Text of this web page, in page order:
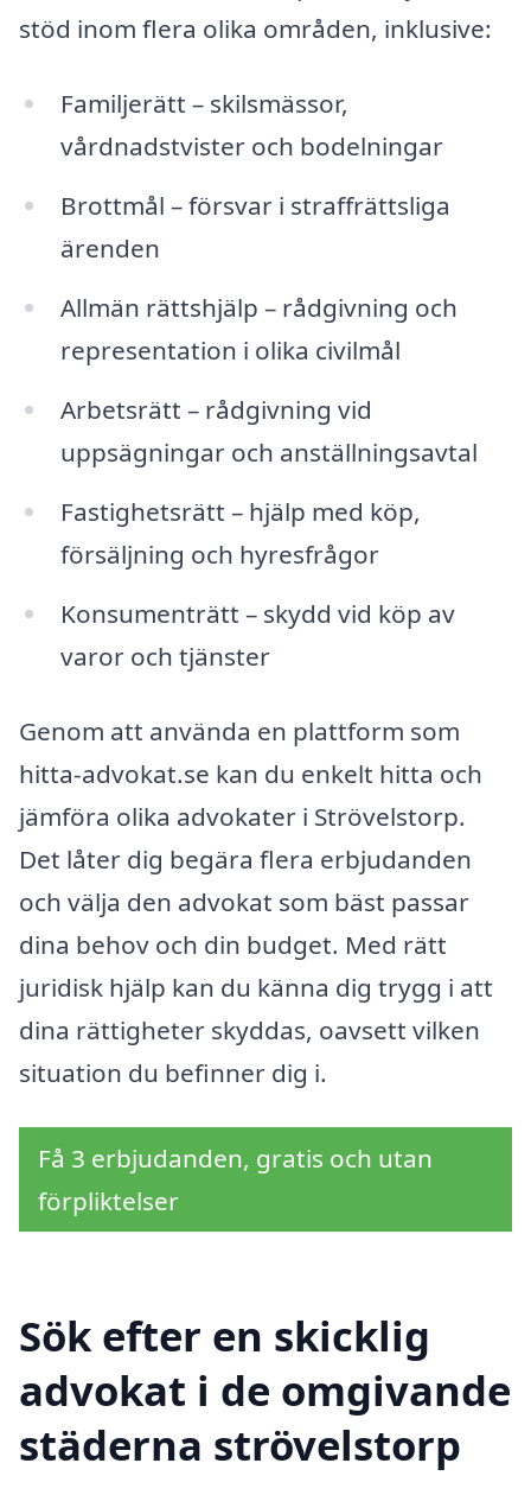
stöd inom flera olika områden, inklusive:
Familjerätt – skilsmässor,
vårdnadstvister och bodelningar
Brottmål – försvar i straffrättsliga
ärenden
Allmän rättshjälp – rådgivning och
representation i olika civilmål
Arbetsrätt – rådgivning vid
uppsägningar och anställningsavtal
Fastighetsrätt – hjälp med köp,
försäljning och hyresfrågor
Konsumenträtt – skydd vid köp av
varor och tjänster
Genom att använda en plattform som
hitta-advokat.se kan du enkelt hitta och
jämföra olika advokater i Strövelstorp.
Det låter dig begära flera erbjudanden
och välja den advokat som bäst passar
dina behov och din budget. Med rätt
juridisk hjälp kan du känna dig trygg i att
dina rättigheter skyddas, oavsett vilken
situation du befinner dig i.
Få 3 erbjudanden, gratis och utan
förpliktelser
Sök efter en skicklig
advokat i de omgivande
städerna strövelstorp